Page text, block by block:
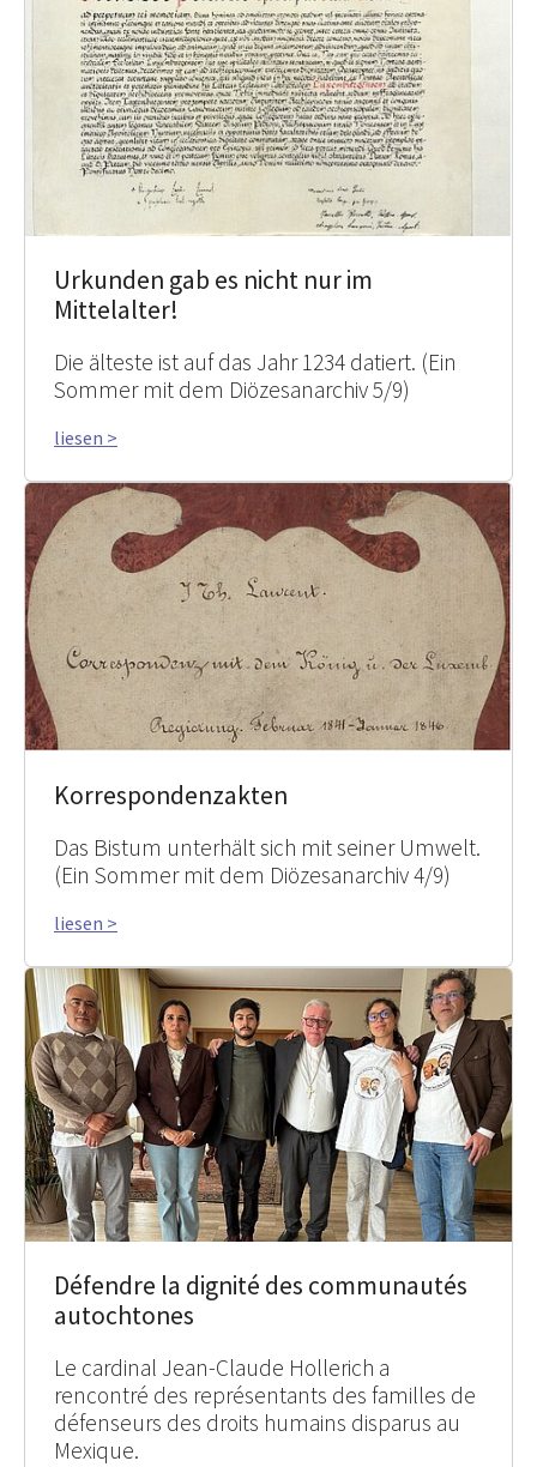
Urkunden gab es nicht nur im
Mittelalter!
Die älteste ist auf das Jahr 1234 datiert. (Ein
Sommer mit dem Diözesanarchiv 5/9)
liesen >
Korrespondenzakten
Das Bistum unterhält sich mit seiner Umwelt.
(Ein Sommer mit dem Diözesanarchiv 4/9)
liesen >
Défendre la dignité des communautés
autochtones
Le cardinal Jean-Claude Hollerich a
rencontré des représentants des familles de
défenseurs des droits humains disparus au
Mexique.